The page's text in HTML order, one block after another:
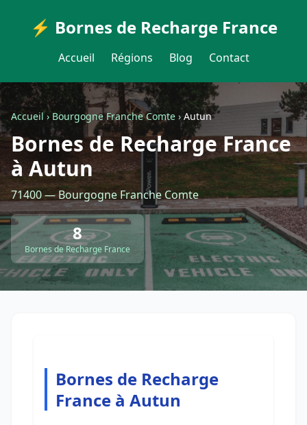
⚡ Bornes de Recharge France
Accueil Régions Blog Contact
Accueil›Bourgogne Franche Comte ›Autun
Bornes de Recharge France
à Autun
71400 — Bourgogne Franche Comte
8
Bornes de Recharge France
Bornes de Recharge
France à Autun